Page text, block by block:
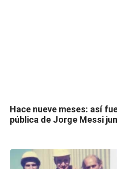
Hace nueve meses: así
pública de Jorge Messi